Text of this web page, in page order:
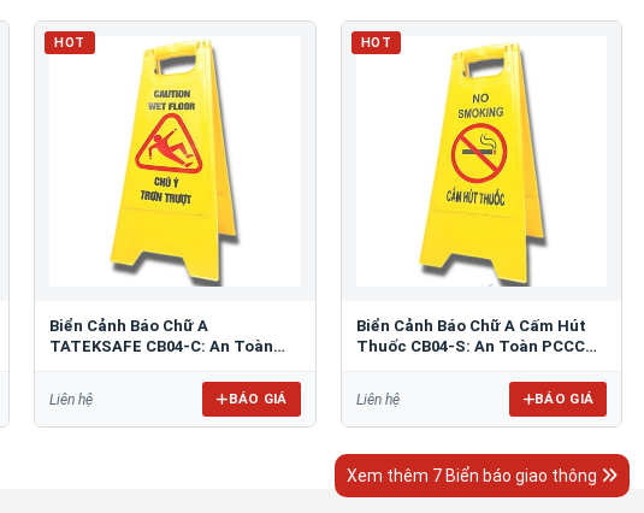
HOT
Biển Cảnh Báo Chữ A
TATEKSAFE CB04-C: An Toàn
Liên hệ BÁO GIÁ
HOT
Biển Cảnh Báo Chữ A Cấm Hút
Thuốc CB04-S: An Toàn PCCC
Liên hệ BÁO GIÁ
Xem thêm 7 Biển báo giao thông